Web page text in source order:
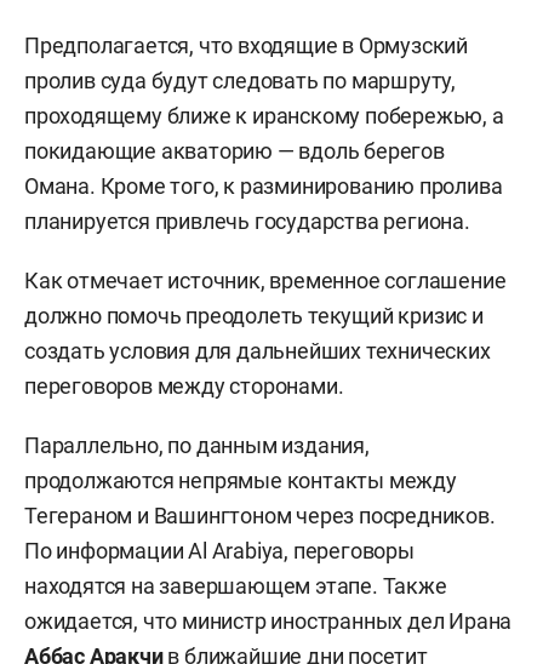
Предполагается, что входящие в Ормузский
пролив суда будут следовать по маршруту,
проходящему ближе к иранскому побережью, а
покидающие акваторию — вдоль берегов
Омана. Кроме того, к разминированию пролива
планируется привлечь государства региона.
Как отмечает источник, временное соглашение
должно помочь преодолеть текущий кризис и
создать условия для дальнейших технических
переговоров между сторонами.
Параллельно, по данным издания,
продолжаются непрямые контакты между
Тегераном и Вашингтоном через посредников.
По информации Al Arabiya, переговоры
находятся на завершающем этапе. Также
ожидается, что министр иностранных дел Ирана
Аббас Аракчив ближайшие дни посетит